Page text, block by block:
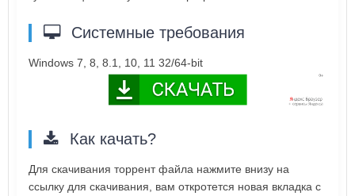
Системные требования
Windows 7, 8, 8.1, 10, 11 32/64-bit
Как качать?
Для скачивания торрент файла нажмите внизу на
ссылку для скачивания, вам откротется новая вкладка с